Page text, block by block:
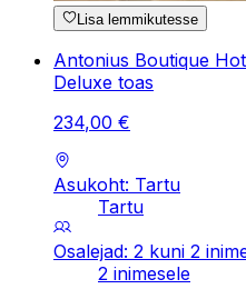
Lisa lemmikutesse
Antonius Boutique
Deluxe toas
234,00 €
Asukoht: Tartu
Tartu
Osalejad: 2 kuni 2
2 inimesele